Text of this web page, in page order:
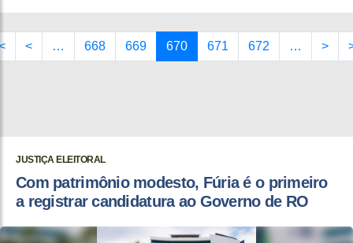
< … 668 669 670 671 672 … >
JUSTIÇA ELEITORAL
Com patrimônio modesto, Fúria é o primeiro
a registrar candidatura ao Governo de RO